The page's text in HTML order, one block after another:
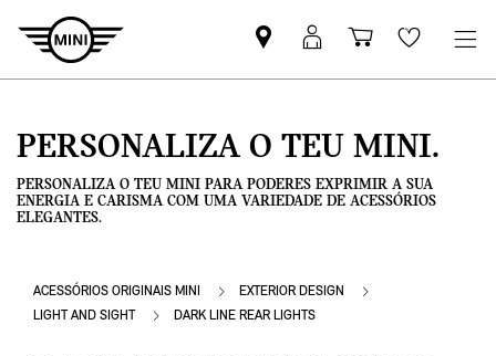
Pesquisar
parceiro
Iniciar
sessão
Carrinho
de
Wishlist
PERSONALIZA O TEU MINI.
PERSONALIZA O TEU MINI PARA PODERES EXPRIMIR A SUA
ENERGIA E CARISMA COM UMA VARIEDADE DE ACESSÓRIOS
ELEGANTES.
ACESSÓRIOS ORIGINAIS MINI
EXTERIOR DESIGN
LIGHT AND SIGHT
DARK LINE REAR LIGHTS